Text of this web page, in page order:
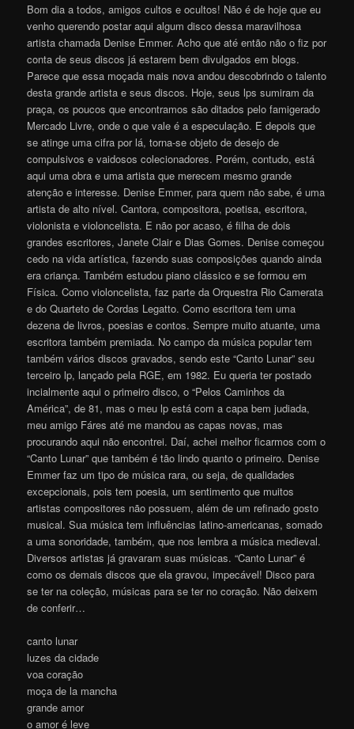
Bom dia a todos, amigos cultos e ocultos! Não é de hoje que eu
venho querendo postar aqui algum disco dessa maravilhosa
artista chamada Denise Emmer. Acho que até então não o fiz por
conta de seus discos já estarem bem divulgados em blogs.
Parece que essa moçada mais nova andou descobrindo o talento
desta grande artista e seus discos. Hoje, seus lps sumiram da
praça, os poucos que encontramos são ditados pelo famigerado
Mercado Livre, onde o que vale é a especulação. E depois que
se atinge uma cifra por lá, torna-se objeto de desejo de
compulsivos e vaidosos colecionadores. Porém, contudo, está
aqui uma obra e uma artista que merecem mesmo grande
atenção e interesse. Denise Emmer, para quem não sabe, é uma
artista de alto nível. Cantora, compositora, poetisa, escritora,
violonista e violoncelista. E não por acaso, é filha de dois
grandes escritores, Janete Clair e Dias Gomes. Denise começou
cedo na vida artística, fazendo suas composições quando ainda
era criança. Também estudou piano clássico e se formou em
Física. Como violoncelista, faz parte da Orquestra Rio Camerata
e do Quarteto de Cordas Legatto. Como escritora tem uma
dezena de livros, poesias e contos. Sempre muito atuante, uma
escritora também premiada. No campo da música popular tem
também vários discos gravados, sendo este “Canto Lunar” seu
terceiro lp, lançado pela RGE, em 1982. Eu queria ter postado
incialmente aqui o primeiro disco, o “Pelos Caminhos da
América”, de 81, mas o meu lp está com a capa bem judiada,
meu amigo Fáres até me mandou as capas novas, mas
procurando aqui não encontrei. Daí, achei melhor ficarmos com o
“Canto Lunar” que também é tão lindo quanto o primeiro. Denise
Emmer faz um tipo de música rara, ou seja, de qualidades
excepcionais, pois tem poesia, um sentimento que muitos
artistas compositores não possuem, além de um refinado gosto
musical. Sua música tem influências latino-americanas, somado
a uma sonoridade, também, que nos lembra a música medieval.
Diversos artistas já gravaram suas músicas. “Canto Lunar” é
como os demais discos que ela gravou, impecável! Disco para
se ter na coleção, músicas para se ter no coração. Não deixem
de conferir…
canto lunar
luzes da cidade
voa coração
moça de la mancha
grande amor
o amor é leve